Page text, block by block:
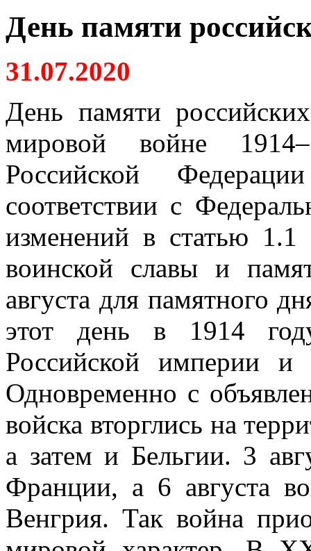
День памяти
31.07.2020
День памяти
мировой войне
Российской
соответствии с
изменений в статью
воинской славы и
августа для памятного
этот день в 1914
Российской империи и
Одновременно с
войска вторглись на
а затем и Бельгии. 3
Франции, а 6 августа
Венгрия. Так война